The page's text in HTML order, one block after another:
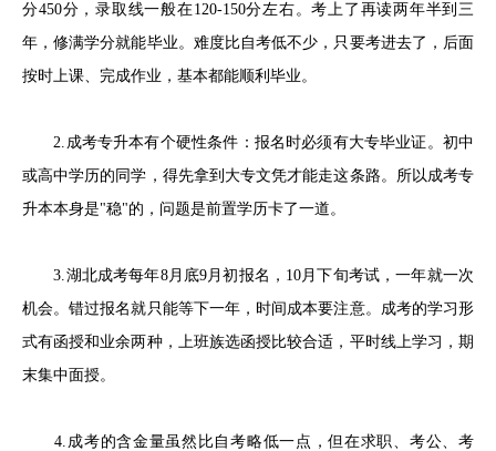
分450分，录取线一般在120-150分左右。考上了再读两年半到三
年，修满学分就能毕业。难度比自考低不少，只要考进去了，后面
按时上课、完成作业，基本都能顺利毕业。
2.成考专升本有个硬性条件：报名时必须有大专毕业证。初中
或高中学历的同学，得先拿到大专文凭才能走这条路。所以成考专
升本本身是"稳"的，问题是前置学历卡了一道。
3.湖北成考每年8月底9月初报名，10月下旬考试，一年就一次
机会。错过报名就只能等下一年，时间成本要注意。成考的学习形
式有函授和业余两种，上班族选函授比较合适，平时线上学习，期
末集中面授。
4.成考的含金量虽然比自考略低一点，但在求职、考公、考